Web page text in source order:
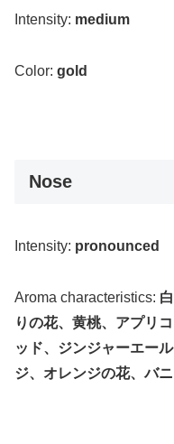
Intensity: medium
Color: gold
Nose
Intensity: pronounced
Aroma characteristics:
りの花、黄桃、アプリ
ッド、ジンジャーエー
ジ、オレンジの花、バ